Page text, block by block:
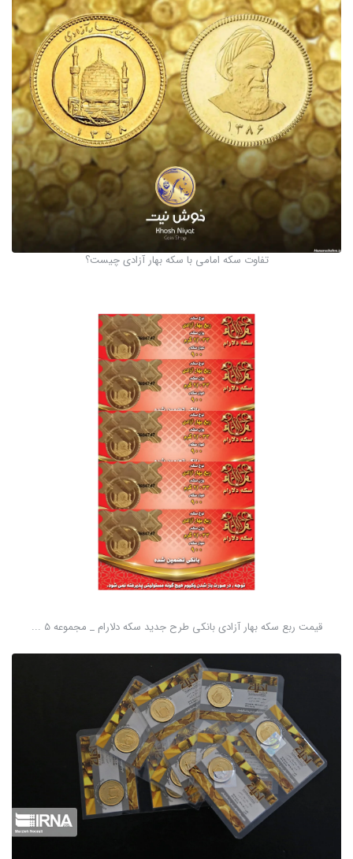
تفاوت سکه امامی با سکه بهار آزادی چیست؟
قیمت ربع سکه بهار آزادی بانکی طرح جدید سکه دلارام _ مجموعه 5 ...